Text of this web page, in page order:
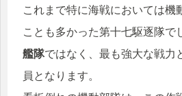
これまで特に海戦においては機
ことも多かった第十七駆逐隊で
艦隊ではなく、最も強大な戦力
員となります。